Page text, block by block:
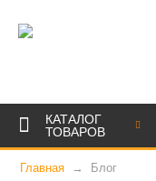
КАТАЛОГ
ТОВАРОВ
Главная Блог